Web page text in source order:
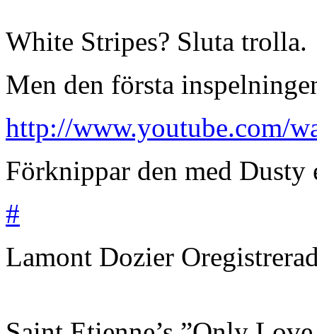
White Stripes? Sluta trolla.
Men den första
http://www.youtube.com/
Förknippar den med Dusty
#
Lamont Dozier